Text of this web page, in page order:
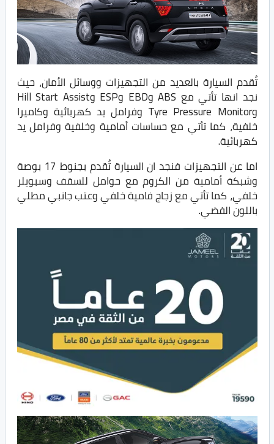
تُقدم السيارة بالعديد من التجهيزات ووسائل الأمان، حيث
نجد انها تأتي مع ABS وEBD وESP وHill Start Assist
وTyre Pressure Monitor وفرامل يد كهربائية وكاميرا
خلفية، كما تأتي مع حساسات أمامية وخلفية وفرامل يد
كهربائية.
اما عن التجهيزات فنجد ان السيارة تُقدم بجنوط 17 بوصة
وشبكة أمامية من الكروم مع حوامل للسقف وسبويلر
خلفي، كما تأتي مع زجاج فامية خلفي وعتب جانبي مطلي
باللون الفضي.